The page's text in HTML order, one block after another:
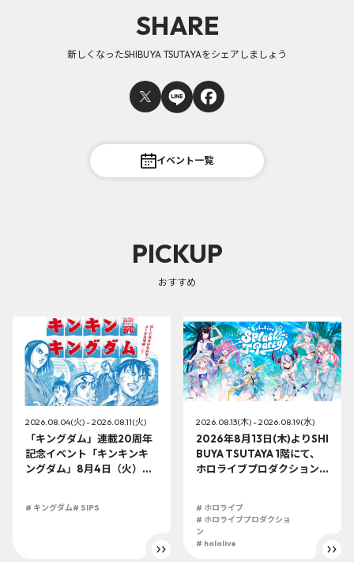
SHARE
新しくなったSHIBUYA TSUTAYAをシェアしましょう
イベント一覧
PICKUP
おすすめ
2026.08.04(火) - 2026.08.11(火)
「キングダム」連載20周年
記念イベント「キンキンキ
ングダム」8月4日（火）よ
# キングダム# SIPS
2026.08.13(木) - 2026.08.19(水)
2026年8月13日(木)よりSHI
BUYA TSUTAYA 1階にて、
ホロライブプロダクション
# ホロライブ
# ホロライブプロダクショ
ン
# hololive